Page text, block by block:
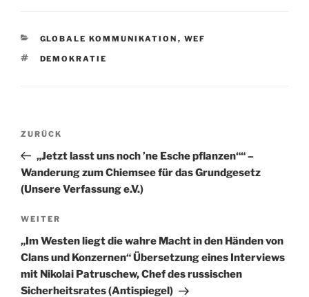
KATEGORIEN
GLOBALE KOMMUNIKATION , WEF
SCHLAGWÖRTER
DEMOKRATIE
Beitragsnavigation
Vorheriger
Beitrag
ZURÜCK
„Jetzt lasst uns noch ’ne Esche pflanzen““ –
Wanderung zum Chiemsee für das Grundgesetz
(Unsere Verfassung e.V.)
Nächster
Beitrag
WEITER
„Im Westen liegt die wahre Macht in den Händen von
Clans und Konzernen“ Übersetzung eines Interviews
mit Nikolai Patruschew, Chef des russischen
Sicherheitsrates (Antispiegel)